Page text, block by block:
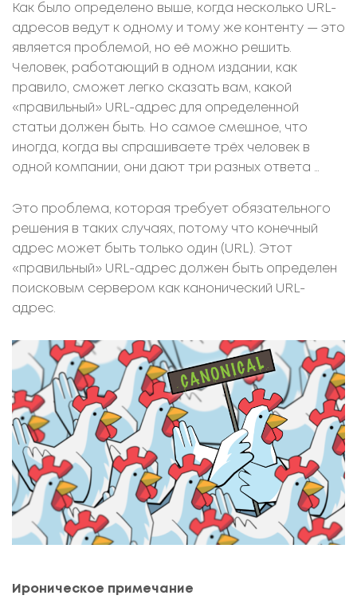
Как было определено выше, когда несколько URL-
адресов ведут к одному и тому же контенту — это
является проблемой, но её можно решить.
Человек, работающий в одном издании, как
правило, сможет легко сказать вам, какой
«правильный» URL-адрес для определенной
статьи должен быть. Но самое смешное, что
иногда, когда вы спрашиваете трёх человек в
одной компании, они дают три разных ответа …
Это проблема, которая требует обязательного
решения в таких случаях, потому что конечный
адрес может быть только один (URL). Этот
«правильный» URL-адрес должен быть определен
поисковым сервером как канонический URL-
адрес.
Ироническое примечание